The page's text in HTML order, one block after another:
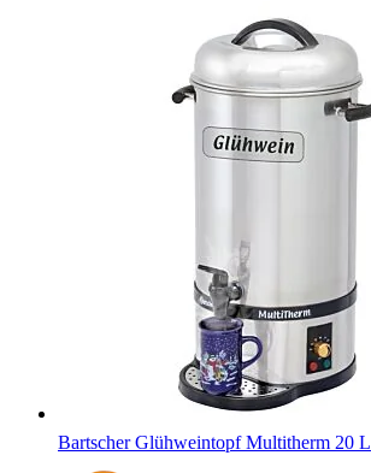
Bartscher Glühweintopf Multitherm 20 L